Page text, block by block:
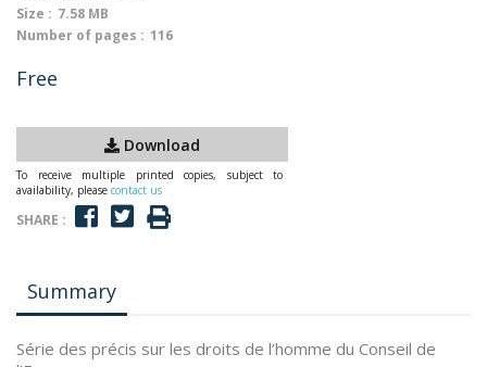
Size : 7.58 MB
Number of pages : 116
Free
Download
To receive multiple printed copies, subject to
availability, please contact us
SHARE :
Summary
Série des précis sur les droits de l’homme du Conseil de